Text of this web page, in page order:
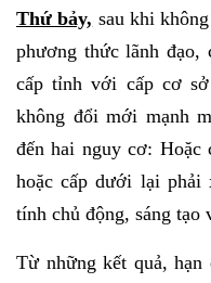
Thứ bảy, sau khi
phương thức lãnh đạo,
cấp tỉnh với cấp cơ
không đổi mới mạnh
đến hai nguy cơ: Hoặc
hoặc cấp dưới lại phải
tính chủ động, sáng tạo
Từ những kết quả, hạn